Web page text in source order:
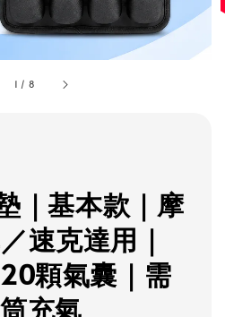
1 / 8
｜基本款｜摩
速克達用｜
顆氣囊｜需
充氣